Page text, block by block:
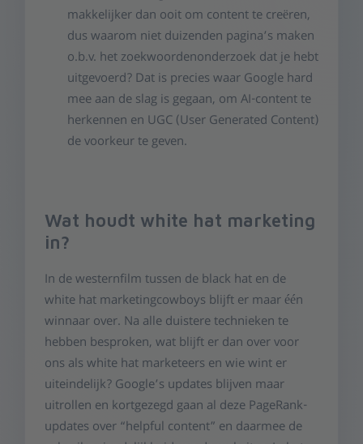
makkelijker dan ooit om content te creëren,
dus waarom niet duizenden pagina’s maken
o.b.v. het zoekwoordenonderzoek dat je hebt
uitgevoerd? Dat is precies waar Google hard
mee aan de slag is gegaan, om AI-content te
herkennen en UGC (User Generated Content)
de voorkeur te geven.
Wat houdt white hat marketing
in?
In de westernfilm tussen de black hat en de
white hat marketingcowboys blijft er maar één
winnaar over. Na alle duistere technieken te
hebben besproken, wat blijft er dan over voor
ons als white hat marketeers en wie wint er
uiteindelijk? Google’s updates blijven maar
uitrollen en kortgezegd gaan al deze PageRank-
updates over “helpful content” en daarmee de